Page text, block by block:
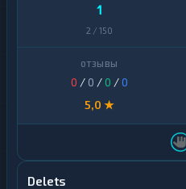
1
2 / 150
0 / 0 /0 /0
5,0 ★
Delets